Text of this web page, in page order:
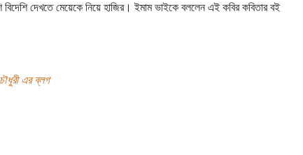
বিদেশি দেখতে মেয়েকে নিয়ে হাজির। ইমাম ভাইকে বললেন এই কবির কবিতার বই
এর ব্লগ